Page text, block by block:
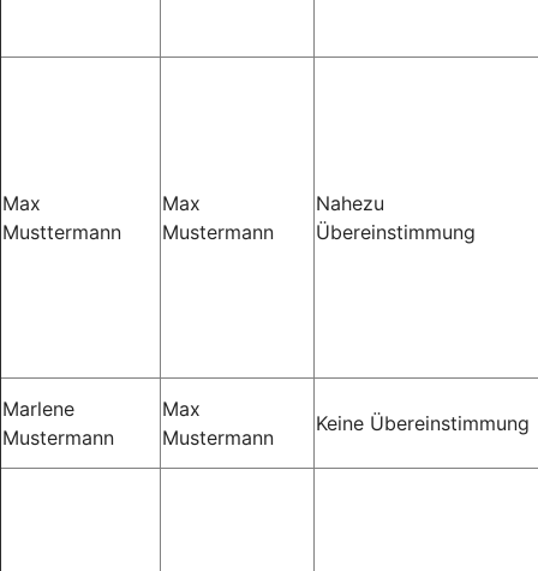
Max
Musttermann
Max
Mustermann
Nahezu
Übereinstimmung
Marlene
Mustermann
Max
Mustermann
Keine Übereinstimmung